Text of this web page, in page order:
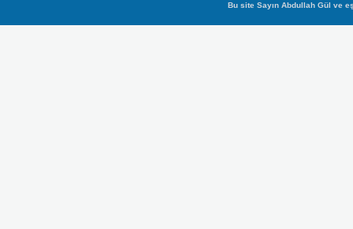
Bu site Sayın Abdullah Gül ve